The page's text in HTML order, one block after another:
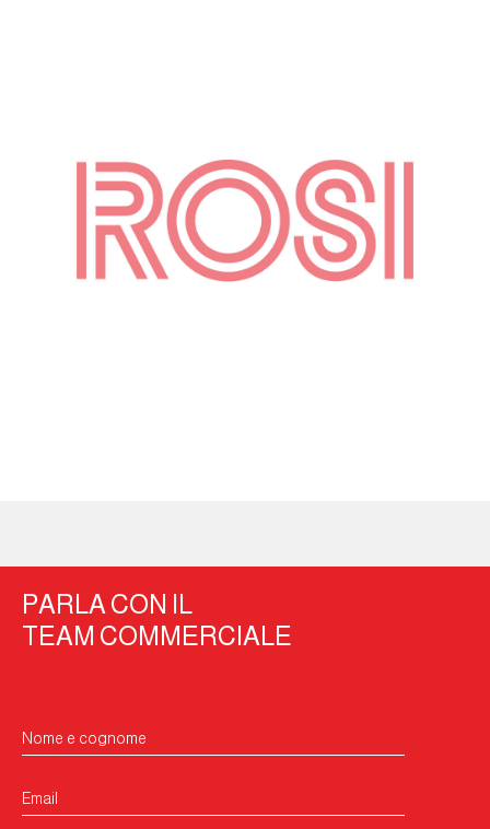
PARLA CON IL
TEAM COMMERCIALE
Nome e cognome
Email